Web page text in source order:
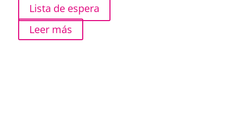
Lista de espera
Leer más